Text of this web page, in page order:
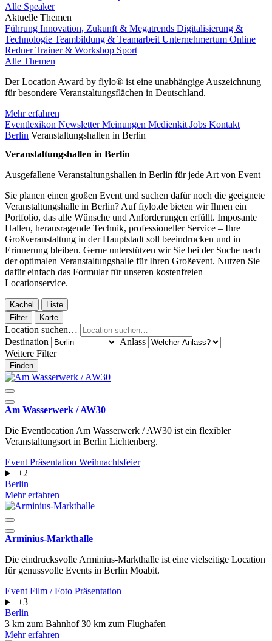
Alle Speaker
Aktuelle Themen
Führung Innovation, Zukunft & Megatrends Digitalisierung &
Technologie Teambildung & Teamarbeit Unternehmertum Online
RednerTrainer & Workshop Sport
Alle Themen
Der Location Award by fiylo® ist eine unabhängige Auszeichnung
für besondere Veranstaltungsflächen in Deutschland.
Mehr erfahren
Eventlexikon NewsletterMeinungen Medienkit Jobs Kontakt
Berlin Veranstaltungshallen in Berlin
Veranstaltungshallen in Berlin
Ausgefallene Veranstaltungshallen in Berlin für jede Art von Event
Sie planen einen großen Event und suchen dafür noch die geeignete
Veranstaltungshalle in Berlin? Auf fiylo.de bieten wir Ihnen ein
Portfolio, das alle Wünsche und Anforderungen erfüllt. Imposante
Hallen, herausragende Technik, professioneller Service – Ihre
Großveranstaltung in der Hauptstadt soll beeindrucken und in
Erinnerung bleiben. Gerne unterstützen wir Sie bei der Suche nach
der optimalen Veranstaltungshalle für Ihren Großevent. Nutzen Sie
dafür einfach das Formular für unseren kostenfreien
Locationservice.
Kachel
Liste
Filter
Karte
Location suchen…
Destination
Anlass
Weitere Filter
Finden
Am Wasserwerk / AW30
Die Eventlocation Am Wasserwerk / AW30 ist ein flexibler
Veranstaltungsort in Berlin Lichtenberg.
Event Präsentation Weihnachtsfeier
+2
Berlin
Mehr erfahren
Arminius-Markthalle
Die eindrucksvolle Arminius-Markthalle ist eine vielseitige Location
für genussvolle Events in Berlin Moabit.
Event Film / Foto Präsentation
+3
Berlin
3 km zum Bahnhof30 km zum Flughafen
Mehr erfahren